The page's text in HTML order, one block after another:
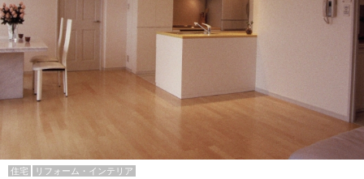
住宅 リフォーム・インテリア